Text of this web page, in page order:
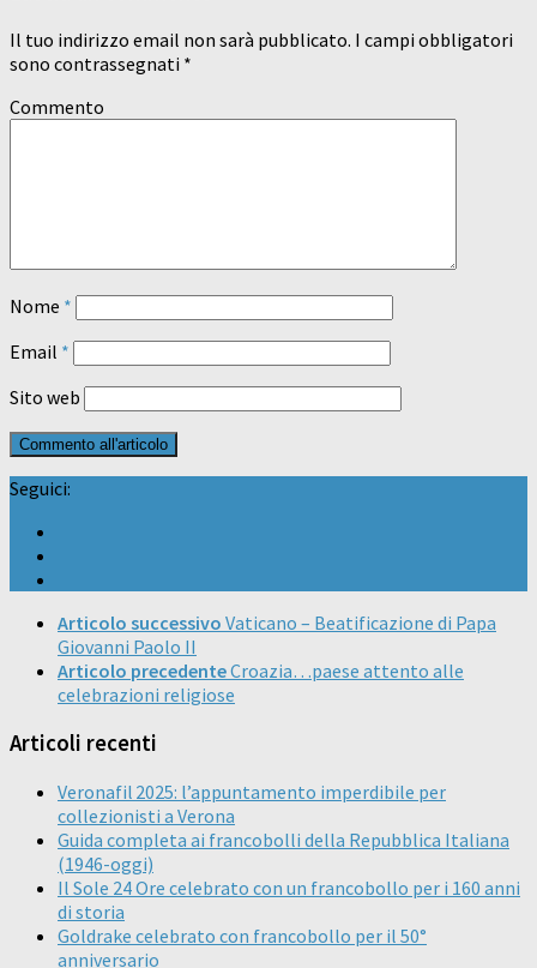
Il tuo indirizzo email non sarà pubblicato. I campi obbligatori
sono contrassegnati *
Commento
Nome *
Email *
Sito web
Seguici:
Articolo successivo Vaticano – Beatificazione di Papa
Giovanni Paolo II
Articolo precedenteCroazia…paese attento alle
celebrazioni religiose
Articoli recenti
Veronafil 2025: l’appuntamento imperdibile per
collezionisti a Verona
Guida completa ai francobolli della Repubblica Italiana
(1946-oggi)
Il Sole 24 Ore celebrato con un francobollo per i 160 anni
di storia
Goldrake celebrato con francobollo per il 50°
anniversario